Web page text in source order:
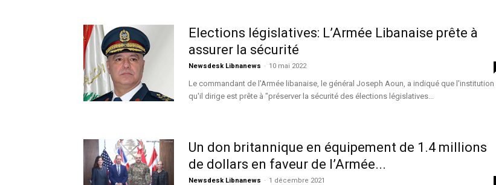
Elections législatives: L’Armée Libanaise prête à
assurer la sécurité
Newsdesk Libnanews - 10 mai 2022
Le commandant de l'Armée libanaise, le général Joseph Aoun, a indiqué que l'institution
qu'il dirige est prête à "préserver la sécurité des élections législatives...
Un don britannique en équipement de 1.4 millions
de dollars en faveur de l’Armée...
Newsdesk Libnanews - 1 décembre 2021